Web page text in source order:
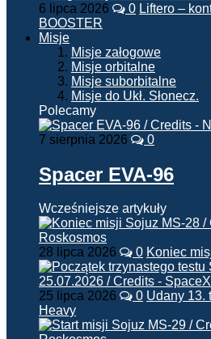
6 lipca 2026 0 Liftero –
BOOSTER
Misje
Misje załogowe
Misje orbitalne
Misje suborbitalne
Misje do Ukł. Słonecz.
Polecamy
7 sierpnia 2026 0
Spacer EVA-96
Wcześniejsze artykuły
28 lipca 2026 0 Koniec
25 lipca 2026 0 Udany 13.
Heavy